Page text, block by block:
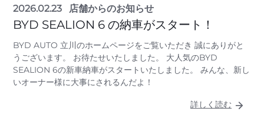
2026.02.23 店舗からのお知らせ
BYD SEALION 6 の納車がスタート！
BYD AUTO 立川のホームページをご覧いただき 誠にありがと
うございます。 お待たせいたしました。 大人気のBYD
SEALION 6の新車納車がスタートいたしました。 みんな、新し
いオーナー様に大事にされるんだよ！
詳しく読む